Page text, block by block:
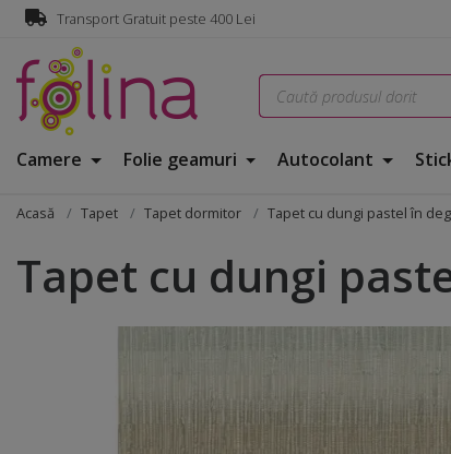
Transport Gratuit peste 400 Lei
Camere Folie geamuri Autocolant
Acasă Tapet Tapet dormitor Tapet cu dungi pastel în
Tapet cu dungi